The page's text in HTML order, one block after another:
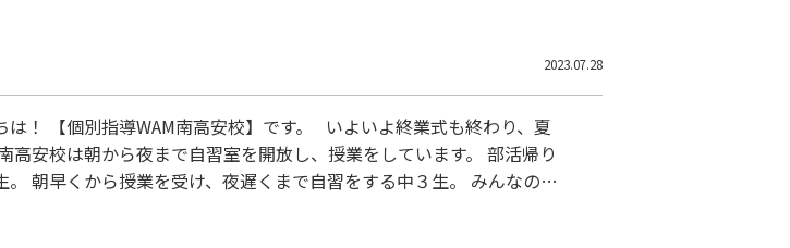
2023.07.28
は！ 【個別指導WAM南高安校】です。 いよいよ終業式も終わり、夏
高安校は朝から夜まで自習室を開放し、授業をしています。 部活帰り
朝早くから授業を受け、夜遅くまで自習をする中３生。 みんなの意